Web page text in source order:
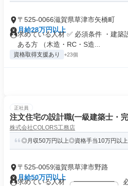
〒525-0066滋賀県草津市矢橋町
月給28万円以上
求めている人材 ✅ 必須条件 ・建築
ある方 （木造・RC・S造...
資格取得支援あり +23個
正社員
注文住宅の設計職(一級建築士・
株式会社COLORS工務店
◎月収50万円以上◎資格手当10万円以
〒525-0059滋賀県草津市野路
月給50万円以上
求めている人材